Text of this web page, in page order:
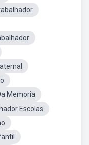
Memoria
Escolas